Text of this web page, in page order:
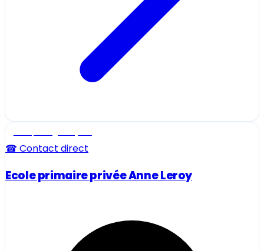
☎ Contact direct
Ecole primaire privée Anne Leroy